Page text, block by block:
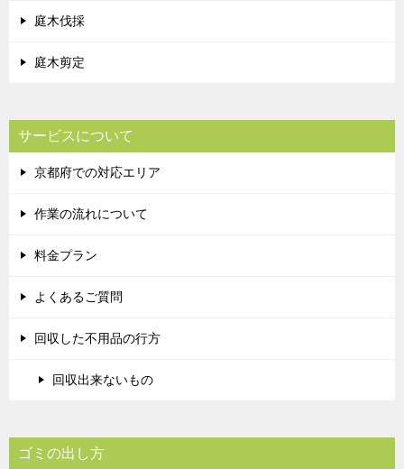
庭木伐採
庭木剪定
サービスについて
京都府での対応エリア
作業の流れについて
料金プラン
よくあるご質問
回収した不用品の行方
回収出来ないもの
ゴミの出し方